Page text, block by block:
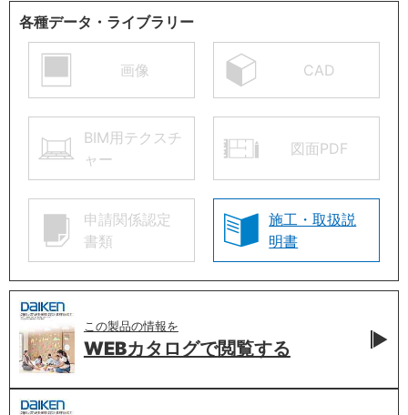
各種データ・ライブラリー
画像 CAD
BIM用テクスチ
ャー
図面PDF
申請関係認定
書類
施工・取扱説
明書
この製品の情報を
WEBカタログで閲覧する